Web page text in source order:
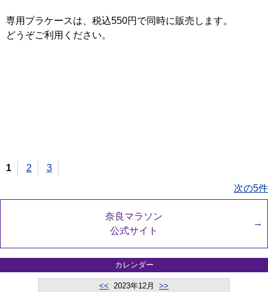
専用プラケースは、税込550円で同時に販売します。
どうぞご利用ください。
1 2
3
次の5件
奈良マラソン
公式サイト
カレンダー
<< 2023年12月 >>